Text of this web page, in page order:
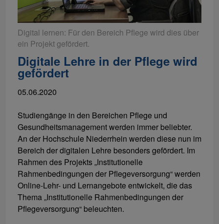
Digital lernen: Für den Bereich Pflege wird dies über
ein Projekt gefördert.
Digitale Lehre in der Pflege wird
gefördert
05.06.2020
Studiengänge in den Bereichen Pflege und
Gesundheitsmanagement werden immer beliebter.
An der Hochschule Niederrhein werden diese nun im
Bereich der digitalen Lehre besonders gefördert. Im
Rahmen des Projekts „Institutionelle
Rahmenbedingungen der Pflegeversorgung“ werden
Online-Lehr- und Lernangebote entwickelt, die das
Thema „Institutionelle Rahmenbedingungen der
Pflegeversorgung“ beleuchten.